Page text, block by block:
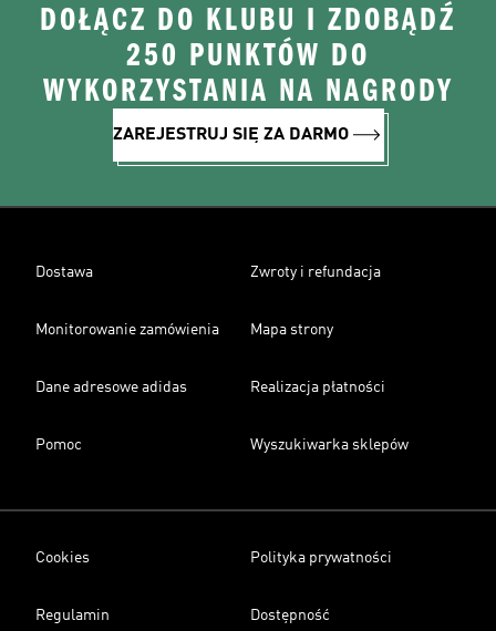
DOŁĄCZ DO KLUBU I ZDOBĄDŹ
250 PUNKTÓW DO
WYKORZYSTANIA NA NAGRODY
ZAREJESTRUJ SIĘ ZA DARMO
Dostawa Zwroty i refundacja
Monitorowanie zamówienia Mapa strony
Dane adresowe adidas Realizacja płatności
Pomoc Wyszukiwarka sklepów
Cookies Polityka prywatności
Regulamin Dostępność